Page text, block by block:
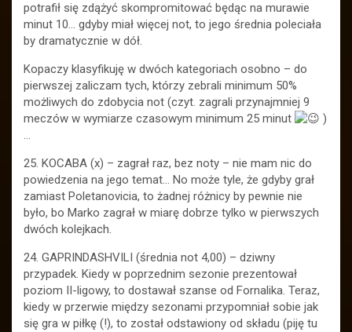
potrafił się zdążyć skompromitować będąc na murawie
minut 10… gdyby miał więcej not, to jego średnia poleciała
by dramatycznie w dół.
Kopaczy klasyfikuję w dwóch kategoriach osobno – do
pierwszej zaliczam tych, którzy zebrali minimum 50%
możliwych do zdobycia not (czyt. zagrali przynajmniej 9
meczów w wymiarze czasowym minimum 25 minut
)
…
25. KOCABA (x) – zagrał raz, bez noty – nie mam nic do
powiedzenia na jego temat… No może tyle, że gdyby grał
zamiast Poletanovicia, to żadnej różnicy by pewnie nie
było, bo Marko zagrał w miarę dobrze tylko w pierwszych
dwóch kolejkach.
24. GAPRINDASHVILI (średnia not 4,00) – dziwny
przypadek. Kiedy w poprzednim sezonie prezentował
poziom II-ligowy, to dostawał szanse od Fornalika. Teraz,
kiedy w przerwie między sezonami przypomniał sobie jak
się gra w piłkę (!), to został odstawiony od składu (piję tu